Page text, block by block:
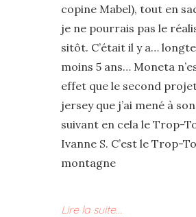
copine Mabel), tout en
je ne pourrais pas le
sitôt. C’était il y a…
moins 5 ans… Moneta
effet que le second
jersey que j’ai mené à
suivant en cela le Trop-
Ivanne S. C’est le Trop-
montagne
Lire la suite…